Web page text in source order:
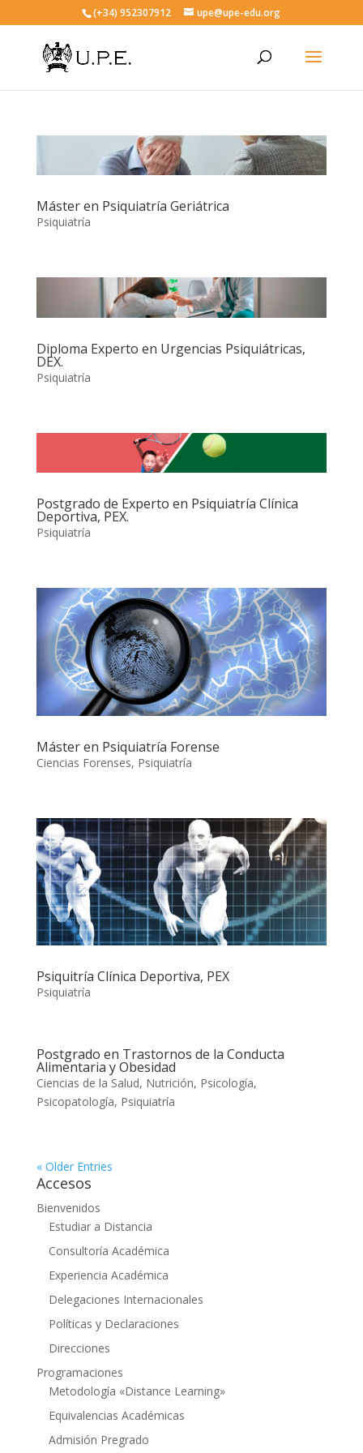
(+34) 952307912 upe@upe-edu.org
Máster en Psiquiatría Geriátrica
Psiquiatría
Diploma Experto en Urgencias Psiquiátricas,
DEX.
Psiquiatría
Postgrado de Experto en Psiquiatría Clínica
Deportiva, PEX.
Psiquiatría
Máster en Psiquiatría Forense
Ciencias Forenses, Psiquiatría
Psiquitría Clínica Deportiva, PEX
Psiquiatría
Postgrado en Trastornos de la Conducta
Alimentaria y Obesidad
Ciencias de la Salud, Nutrición, Psicología,
Psicopatología, Psiquiatría
« Older Entries
Accesos
Bienvenidos
Estudiar a Distancia
Consultoría Académica
Experiencia Académica
Delegaciones Internacionales
Políticas y Declaraciones
Direcciones
Programaciones
Metodología «Distance Learning»
Equivalencias Académicas
Admisión Pregrado